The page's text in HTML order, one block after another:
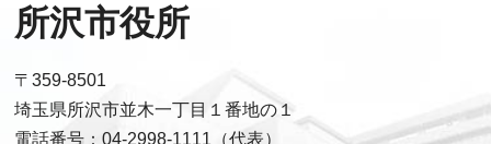
所沢市役所
〒359-8501
埼玉県所沢市並木一丁目１番地の１
電話番号：04-2998-1111（代表）